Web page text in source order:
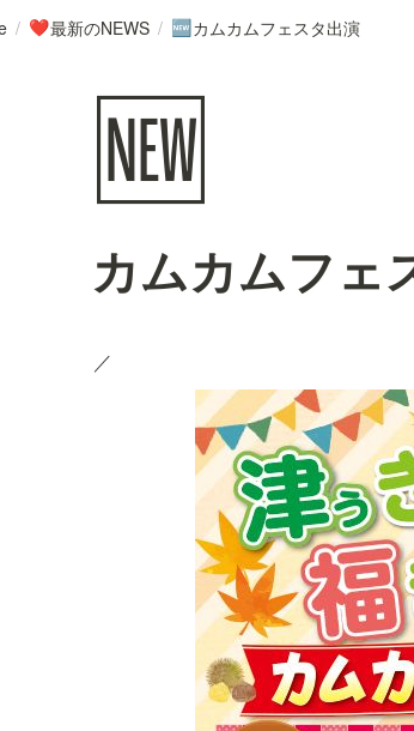
/ ❤️最新のNEWS / 🆕 カムカムフェスタ出演
🆕
カムカムフェ
／